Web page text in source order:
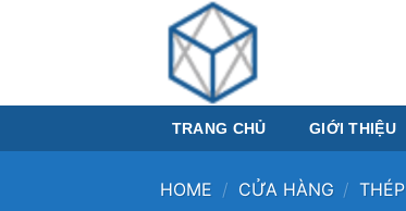
TRANG CHỦ GIỚI THIỆU
HOME / CỬA HÀNG / THÉP